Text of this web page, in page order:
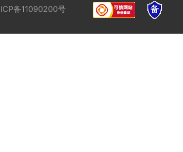
备11090200号